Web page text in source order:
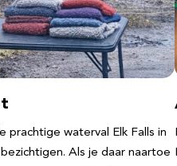
prachtige waterval Elk Falls in
Als je daar naartoe